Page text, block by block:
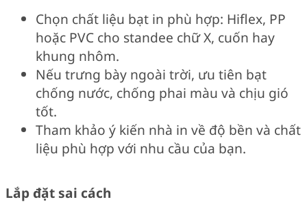
Chọn chất liệu bạt in phù hợp: Hiflex, PP
hoặc PVC cho standee chữ X, cuốn hay
khung nhôm.
Nếu trưng bày ngoài trời, ưu tiên bạt
chống nước, chống phai màu và chịu gió
tốt.
Tham khảo ý kiến nhà in về độ bền và chất
liệu phù hợp với nhu cầu của bạn.
Lắp đặt sai cách